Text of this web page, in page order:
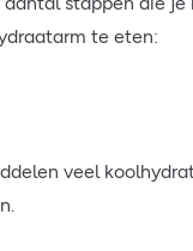
te eten:
veel